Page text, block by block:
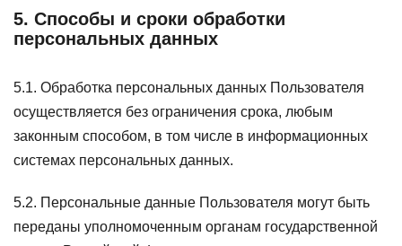
5. Способы и сроки обработки
персональных данных
5.1. Обработка персональных данных Пользователя
осуществляется без ограничения срока, любым
законным способом, в том числе в информационных
системах персональных данных.
5.2. Персональные данные Пользователя могут быть
переданы уполномоченным органам государственной